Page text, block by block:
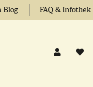
Blog FAQ & Infothek